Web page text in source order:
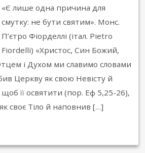
«Є лише одна причина для
смутку: не бути святим». Монс.
П’єтро Фiорделлі (італ. Pietro
Fiordelli) «Христос, Син Божий,
і Духом ми славимо словами
Церкву як свою Невісту й
її освятити (пор. Еф 5,25-26),
своє Тіло й наповнив […]